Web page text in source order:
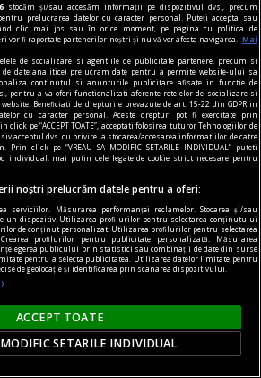
O femeie a primit casa
de 228.000 de dolari
a moștenit casa tatălui său și o
de dolari la apă. Factura
a 37 de locuințe alimentate
stocăm și/sau accesăm informații pe dispozitivul dvs., precum
prelucrarea datelor cu caracter personal. Puteți accepta sau
clic mai jos sau în orice moment, pe pagina cu politica de
vor fi raportate partenerilor noștri și nu vă vor afecta navigarea.
Mai
de socializare si agentiile de publicitate partenere, precum si
date analitice) prelucram date pentru a permite website-ului sa
continutul si anunturile publicitare afisate in functie de
pentru a va oferi functionalitati aferente retelelor de socializare si
Beneficiati de drepturile prevazute de art. 15-22 din GDPR in
cu caracter personal. Aceste drepturi pot fi exercitate prin
click pe “ACCEPT TOATE”, acceptati folosirea tuturor Tehnologiilor de
acceptul dvs. cu privire la stocarea/accesarea informatiilor de catre
Prin click pe “VREAU SA MODIFIC SETARILE INDIVIDUAL” puteti
individual, mai putin cele legate de cookie strict necesare pentru
noștri prelucrăm datele pentru a oferi:
serviciilor. Măsurarea performanței reclamelor. Stocarea și/sau
un dispozitiv. Utilizarea profilurilor pentru selectarea conținutului
de conținut personalizat. Utilizarea profilurilor pentru selectarea
profilurilor pentru publicitate personalizată. Măsurarea
publicului prin statistici sau combinații de date din surse
pentru a selecta publicitatea. Utilizarea datelor limitate pentru
de geolocație și identificarea prin scanarea dispozitivului.
ACCEPT TOATE
MODIFIC SETARILE INDIVIDUAL